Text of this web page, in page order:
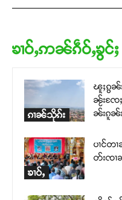
ၶၢဝ်ႇဢၼ်ၵဵဝ်ႇၶွင်ႈ
ၵၢၼ်သိုၵ်း
ၽူႈၵွၼ်
ၼႂ်းၸႄ
ၼ်းၵူၼ်း
ၶၢဝ်ႇ
ပၢင်တ
တ်းၸၢ